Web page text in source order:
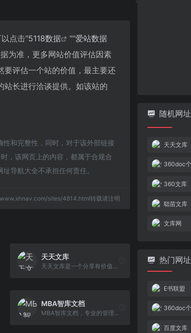
点击"5118数据 ""爱站数据
为准，更多网站价值评估因素
要评估一个站的价值，最主要还
站长进行洽谈提供。如该站的
和完整性，同时，对于该外部链接
，该网页上的内容，都属于合规合
导航大全不承担任何责任。
sites/4814.html转载请注明
天天文库
天天文库是一个分享有价值文档的网站，专注于学术论文、行业资料、工程资料、应用文档、教育资料、PPT等资源文档。盖晗了：毕业论文、大学论文，行业 规范标准报告，还有关于工程资料以及建造师资格考试试题，更有高校、中小学教师备课资料，文秘写作文档范文，各类的办公PPT模板等资源下载！
MBA智库文档
MBA智库文档，专业的管理资源分享平台。分享管理资源，传递管理智慧。
随机网址
天天文库
360文库
聪苗文库
文库网
热门网址
E书联盟
百度文库